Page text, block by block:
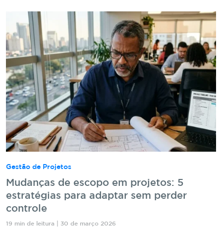
Gestão de Projetos
Mudanças de escopo em projetos: 5
estratégias para adaptar sem perder
controle
19 min de leitura | 30 de março 2026